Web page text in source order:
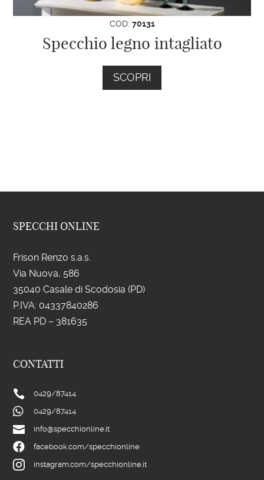
COD: 70131
Specchio legno intagliato
SCOPRI
SPECCHI ONLINE
Frison Renzo s.a.s.
Via Nuova, 586
35040 Casale di Scodosia (PD)
P.IVA: 04337840286
REA PD – 381635
CONTATTI
 0429/87414
 0429/87414
 info@specchionline.it
 facebook.com/specchionline
 instagram.com/specchionline.it